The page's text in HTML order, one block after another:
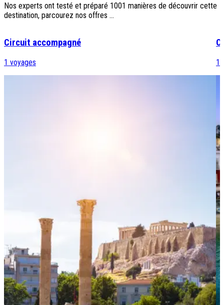
Nos experts ont testé et préparé 1001 manières de découvrir cette
destination, parcourez nos offres ...
Circuit accompagné
1 voyages 1